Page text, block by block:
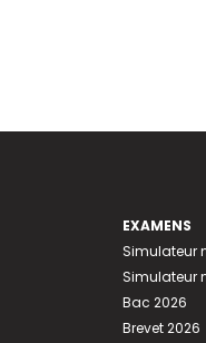
EXAMENS
Simulateur
Simulateur
Bac 2026
Brevet 2026